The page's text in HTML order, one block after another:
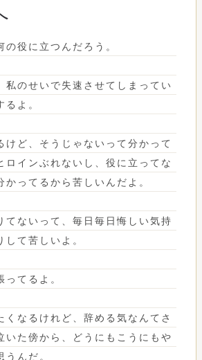
の役に立つんだろう。
私のせいで失速させてしまってい
るよ。
けど、そうじゃないって分かって
ロインぶれないし、役に立ってな
かってるから苦しいんだよ。
てないって、毎日毎日悔しい気持
して苦しいよ。
てるよ。
くなるけれど、辞める気なんてさ
いた傍から、どうにもこうにもや
うんだ。